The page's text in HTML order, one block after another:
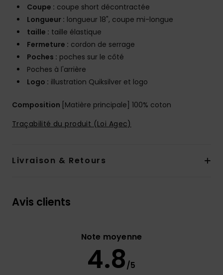
Coupe : coupe short décontractée
Longueur : longueur 18", coupe mi-longue
taille : taille élastique
Fermeture : cordon de serrage
Poches : poches sur le côté
Poches à l'arrière
Logo : illustration Quiksilver et logo
Composition [Matière principale] 100% coton
Traçabilité du produit (Loi Agec)
Livraison & Retours
Avis clients
Note moyenne
4.8/5